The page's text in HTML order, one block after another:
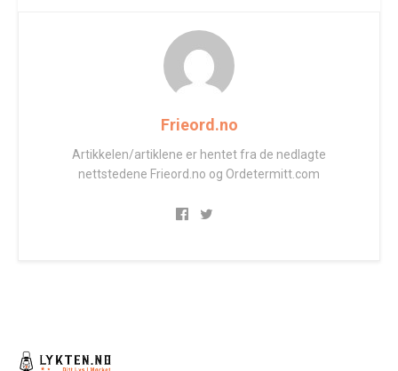
Frieord.no
Artikkelen/artiklene er hentet fra de nedlagte
nettstedene Frieord.no og Ordetermitt.com